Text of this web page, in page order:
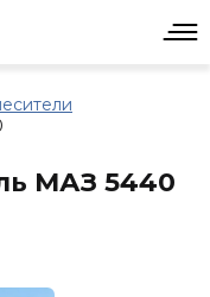
МАЗ 5440